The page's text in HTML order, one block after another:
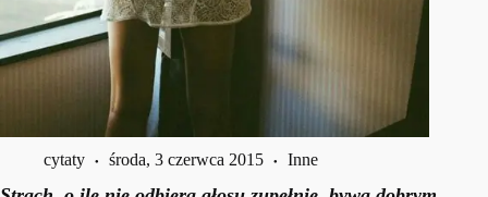
cytaty środa, 3 czerwca 2015 Inne